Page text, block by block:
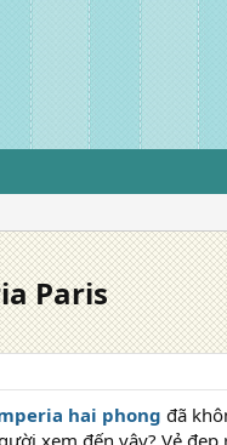
Paris
hai phong đã
xem đến vậy? Vẻ